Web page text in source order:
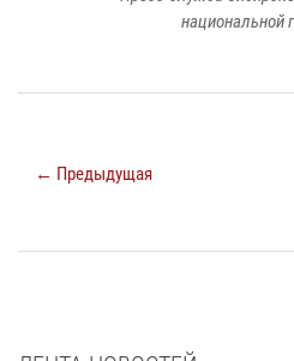
национальной
← Предыдущая